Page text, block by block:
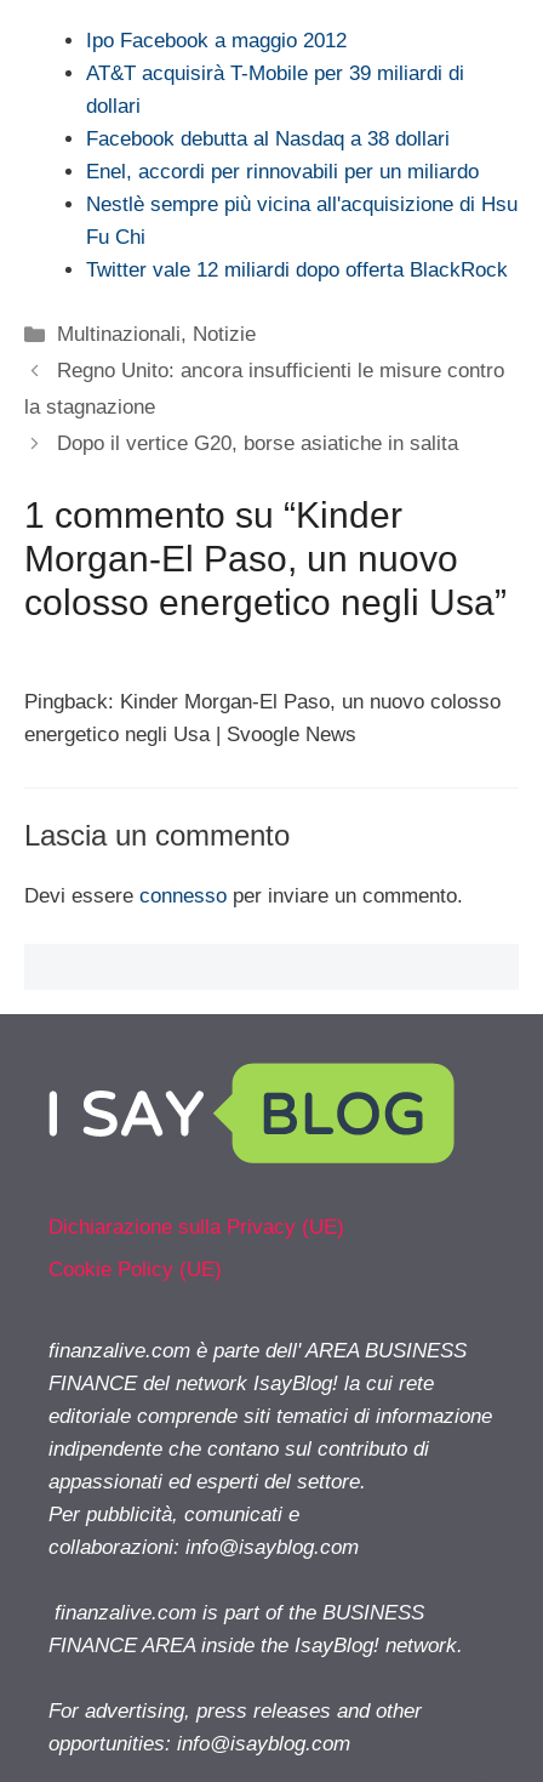
Ipo Facebook a maggio 2012
AT&T acquisirà T-Mobile per 39 miliardi di
dollari
Facebook debutta al Nasdaq a 38 dollari
Enel, accordi per rinnovabili per un miliardo
Nestlè sempre più vicina all'acquisizione di Hsu
Fu Chi
Twitter vale 12 miliardi dopo offerta BlackRock
Categorie
Multinazionali, Notizie
Regno Unito: ancora insufficienti le misure contro
la stagnazione
Dopo il vertice G20, borse asiatiche in salita
1 commento su “Kinder
Morgan-El Paso, un nuovo
colosso energetico negli Usa”
Pingback: Kinder Morgan-El Paso, un nuovo colosso
energetico negli Usa | Svoogle News
Lascia un commento
Devi essere connesso per inviare un commento.
Dichiarazione sulla Privacy (UE)
Cookie Policy (UE)
finanzalive.com è parte dell' AREA BUSINESS
FINANCE del network IsayBlog! la cui rete
editoriale comprende siti tematici di informazione
indipendente che contano sul contributo di
appassionati ed esperti del settore.
Per pubblicità, comunicati e
collaborazioni: info@isayblog.com
finanzalive.com is part of the BUSINESS
FINANCE AREA inside the IsayBlog! network.
For advertising, press releases and other
opportunities: info@isayblog.com